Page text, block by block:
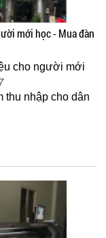
mới học - Mua đàn
cho người mới
thu nhập cho dân